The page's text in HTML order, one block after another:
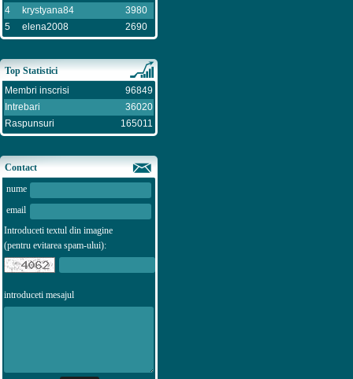
4
krystyana84
3980
5
elena2008 2690
Top Statistici
Membri inscrisi
96849
Intrebari
36020
Raspunsuri
165011
Contact
nume
email
Introduceti textul din imagine
(pentru evitarea spam-ului):
introduceti mesajul